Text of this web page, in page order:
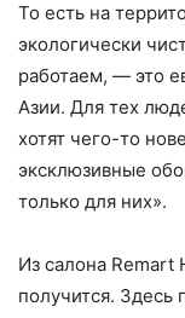
То есть на
экологически
работаем, — это
Азии. Для тех
хотят чего-то
эксклюзивные
только для них».
Из салона Remart
получится. Здесь